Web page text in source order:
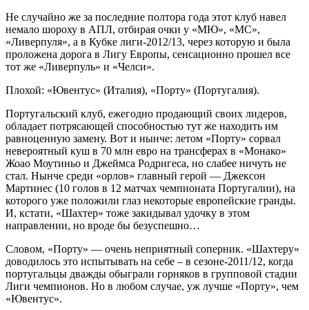
Не случайно же за последние полтора года этот клуб навел
немало шороху в АПЛ, отбирая очки у «МЮ», «МС»,
«Ливерпуля», а в Кубке лиги-2012/13, через которую и была
проложена дорога в Лигу Европы, сенсационно прошел все
тот же «Ливерпуль» и «Челси».
Плохой: «Ювентус» (Италия), «Порту» (Португалия).
Португальский клуб, ежегодно продающий своих лидеров,
обладает потрясающей способностью тут же находить им
равноценную замену. Вот и нынче: летом «Порту» сорвал
невероятный куш в 70 млн евро на трансферах в «Монако»
Жоао Моутиньо и Джеймса Родригеса, но слабее ничуть не
стал. Нынче среди «орлов» главный герой — Джексон
Мартинес (10 голов в 12 матчах чемпионата Португалии), на
которого уже положили глаз некоторые европейские гранды.
И, кстати, «Шахтер» тоже закидывал удочку в этом
направлении, но вроде бы безуспешно…
Словом, «Порту» — очень неприятный соперник. «Шахтеру»
доводилось это испытывать на себе – в сезоне-2011/12, когда
португальцы дважды обыграли горняков в групповой стадии
Лиги чемпионов. Но в любом случае, уж лучше «Порту», чем
«Ювентус».